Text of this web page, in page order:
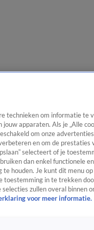
technieken om informatie te
apparaten. Als je „Alle
om onze
en om de prestaties
selecteert of je
dan enkel functionele
houden. Je kunt dit menu
toestemming in te trekken
zullen overal binnen
voor meer informatie.